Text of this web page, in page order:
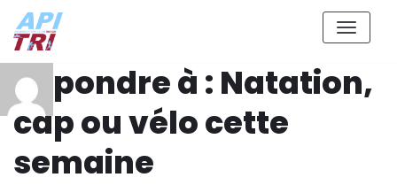
Aller
contenu
Répondre à : Natation,
cap ou vélo cette
semaine